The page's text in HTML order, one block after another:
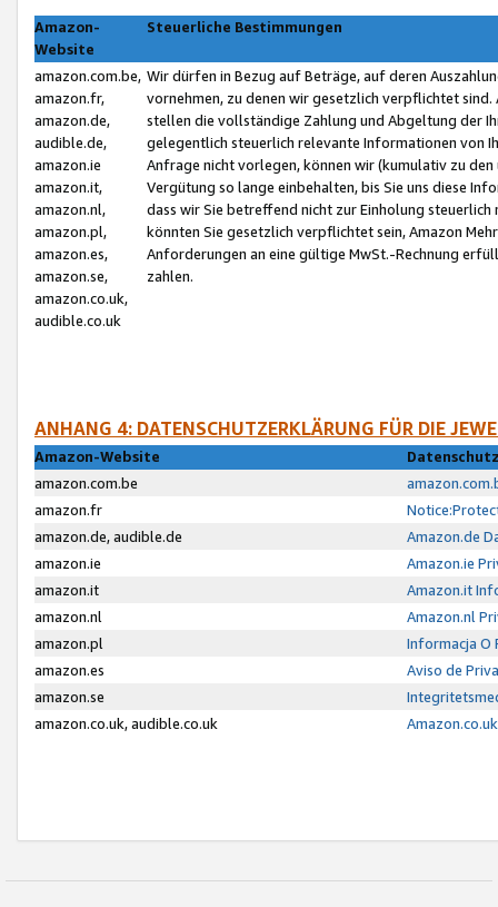
Amazon-
Website
Steuerliche Bestimmungen
amazon.com.be,
amazon.fr,
amazon.de,
audible.de,
amazon.ie
amazon.it,
amazon.nl,
amazon.pl,
amazon.es,
amazon.se,
amazon.co.uk,
audible.co.uk
Wir dürfen in Bezug auf Beträge, auf deren
vornehmen, zu denen wir gesetzlich verpflichtet
stellen die vollständige Zahlung und Abgeltung der
gelegentlich steuerlich relevante Informationen von
Anfrage nicht vorlegen, können wir (kumulativ zu
Vergütung so lange einbehalten, bis Sie uns diese
dass wir Sie betreffend nicht zur Einholung
könnten Sie gesetzlich verpflichtet sein, Amazon
Anforderungen an eine gültige MwSt.-Rechnung
zahlen.
ANHANG 4: DATENSCHUTZERKLÄRUNG FÜR DIE
Amazon-Website
amazon.com.be
amazon.fr
amazon.de, audible.de
Amazon.de
amazon.ie
Amazon.ie
amazon.it
Amazon.it
amazon.nl
Amazon.nl
amazon.pl
Informacja O
amazon.es
Aviso de
amazon.se
amazon.co.uk, audible.co.uk